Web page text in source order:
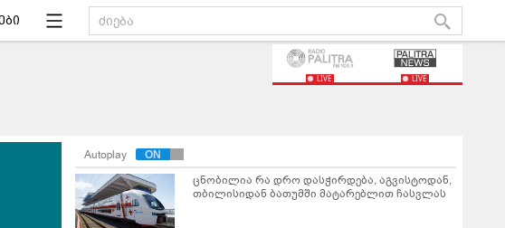
LIVE LIVE
Autoplay
ცნობილია რა დრო დასჭირდება, აგვისტოდან,
თბილისიდან ბათუმში მატარებლით ჩასვლას